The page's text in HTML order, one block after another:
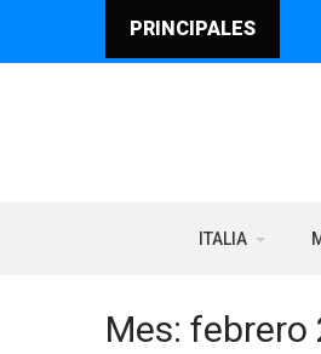
PRINCIPALES
ITALIA
Mes: febrero